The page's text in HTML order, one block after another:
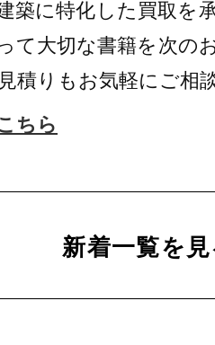
築に特化した買取を
て大切な書籍を次の
積りもお気軽にご相
ちら
新着一覧を